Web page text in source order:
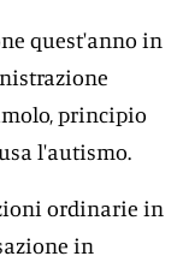
quest'anno in
principio
l'autismo.
ordinarie in
in